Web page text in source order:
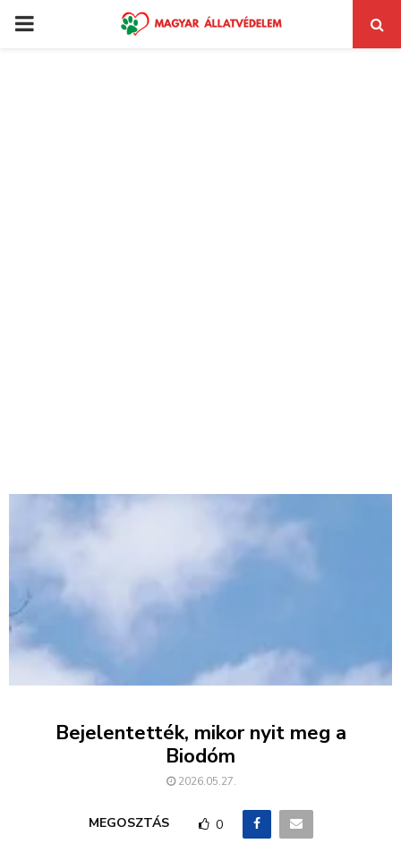
PRIMARY
Bejelentették, mikor nyit meg a
Biodóm
2026.05.27.
MEGOSZTÁS 0